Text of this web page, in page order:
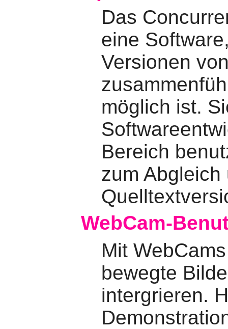
Das
eine
Versionen
möglich ist.
Bereich
zum
WebCam-
Mit
bewegte
intergrieren.